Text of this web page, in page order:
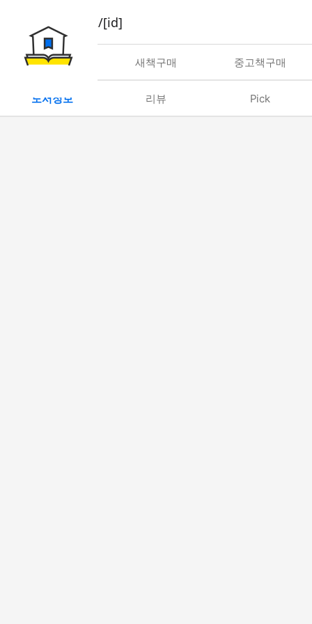
book/rent/[id]
대여 새책구매 중고책구매
도서정보 리뷰 Pick